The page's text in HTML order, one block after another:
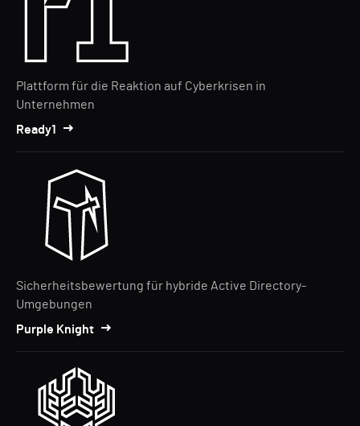
Plattform für die Reaktion auf Cyberkrisen in
Unternehmen
Ready1
Sicherheitsbewertung für hybride Active Directory-
Umgebungen
Purple Knight